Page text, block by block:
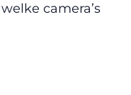
camera’s